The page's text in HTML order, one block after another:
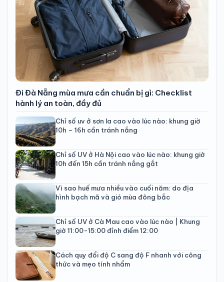
Đi Đà Nẵng mùa mưa cần chuẩn bị gì: Checklist
hành lý an toàn, đầy đủ
Chỉ số uv ở sơn la cao vào lúc nào: khung giờ
10h – 16h cần tránh nắng
Chỉ số UV ở Hà Nội cao vào lúc nào: khung giờ
10h đến 15h cần tránh nắng gắt
Vì sao huế mưa nhiều vào cuối năm: do địa
hình bạch mã và gió mùa đông bắc
Chỉ số UV ở Cà Mau cao vào lúc nào | Khung
giờ 11:00-15:00 đỉnh điểm 12:00
Cách quy đổi độ C sang độ F nhanh với công
thức và mẹo tính nhẩm